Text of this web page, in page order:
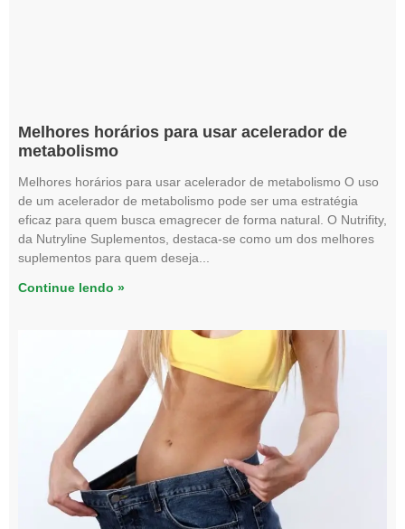
Melhores horários para usar acelerador de
metabolismo
Melhores horários para usar acelerador de metabolismo O uso
de um acelerador de metabolismo pode ser uma estratégia
eficaz para quem busca emagrecer de forma natural. O Nutrifity,
da Nutryline Suplementos, destaca-se como um dos melhores
suplementos para quem deseja
Continue lendo »